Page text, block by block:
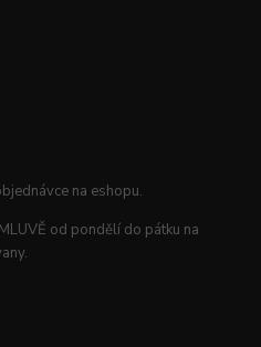
na eshopu.
od pondělí do pátku na